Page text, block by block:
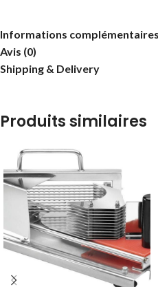
Informations complémentaires
Avis (0)
Shipping & Delivery
Produits similaires